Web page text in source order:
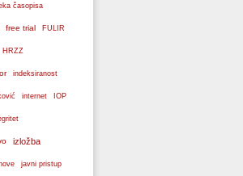
časopisa
free trial FULIR
HRZZ
indeksiranost
internet IOP
izložba
javni pristup